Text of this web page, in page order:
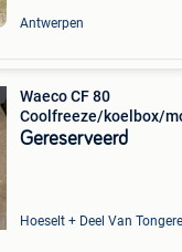
Antwerpen
Waeco CF 80
Coolfreeze/koelbox/
80 L
Gereserveerd
Hoeselt + Deel Van